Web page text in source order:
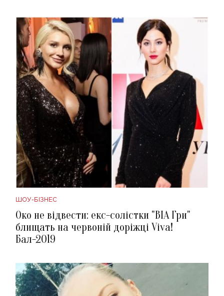
ШОУ-БІЗНЕС
Око не відвести: екс-солістки "ВІА Гри"
блищать на червоній доріжці Viva!
Бал-2019